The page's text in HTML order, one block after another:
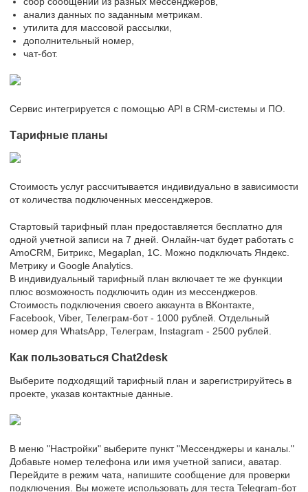
анализ данных по заданным метрикам.
утилита для массовой рассылки,
дополнительный номер,
чат-бот.
Сервис интегрируется с помощью API в CRM-системы и ПО.
Тарифные планы
Стоимость услуг рассчитывается индивидуально в зависимости
от количества подключенных мессенджеров.
Стартовый тарифный план предоставляется бесплатно для
одной учетной записи на 7 дней. Онлайн-чат будет работать с
AmoCRM, Битрикс, Megaplan, 1С. Можно подключать Яндекс.
Метрику и Google Analytics.
В индивидуальный тарифный план включает те же функции
плюс возможность подключить один из мессенджеров.
Стоимость подключения своего аккаунта в ВКонтакте,
Facebook, Viber, Телеграм-бот - 1000 рублей. Отдельный
номер для WhatsApp, Телеграм, Instagram - 2500 рублей.
Как пользоваться Chat2desk
Выберите подходящий тарифный план и зарегистрируйтесь в
проекте, указав контактные данные.
В меню "Настройки" выберите пункт "Мессенджеры и каналы."
Добавьте номер телефона или имя учетной записи, аватар.
Перейдите в режим чата, напишите сообщение для проверки
подключения. Вы можете использовать для теста Telegram-бот